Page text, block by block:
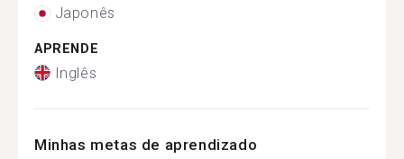
Japonês
APRENDE
Inglês
Minhas metas de aprendizado